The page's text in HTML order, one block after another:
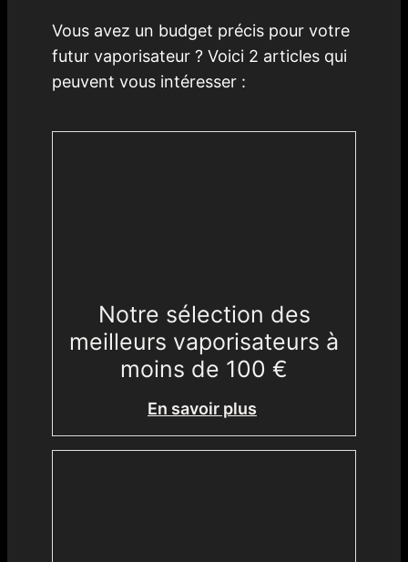
Vous avez un budget précis pour votre
futur vaporisateur ? Voici 2 articles qui
peuvent vous intéresser :
Notre sélection des
meilleurs vaporisateurs à
moins de 100 €
En savoir plus